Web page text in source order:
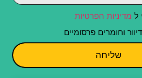
ל מדיניות הפרטיות
וחומרים פרסומיים
שליחה